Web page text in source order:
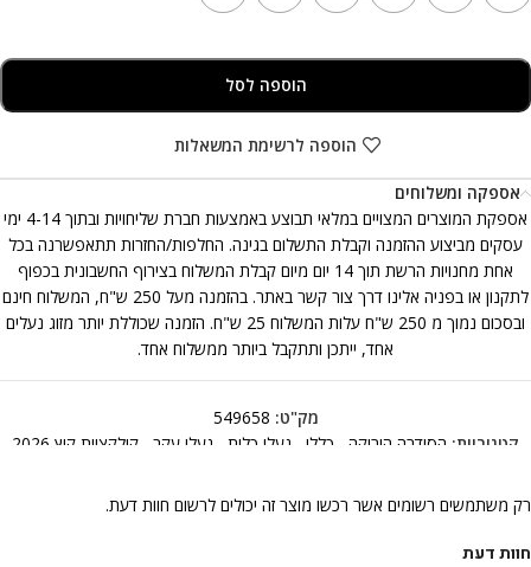
הוספה לסל
הוספה לרשימת המשאלות
אספקה ומשלוחים
אספקת המוצרים המצויים במלאי תבוצע באמצעות חברת שליחויות ובתוך 4-14 ימי
עסקים מביצוע ההזמנה וקבלת התשלום בגינה. החלפות/החזרות תתאפשרנה בכל
אחת מחנויות הרשת תוך 14 יום מיום קבלת המשלוח בצירוף החשבונית בכפוף
לתקנון או בפניה אלינו דרך צור קשר באתר. בהזמנה מעל 250 ש"ח, המשלוח חינם
ובסכום נמוך מ 250 ש"ח עלות המשלוח 25 ש"ח. הזמנה שכוללת יותר מזוג נעלים
אחד, ייתכן ותתקבל ביותר ממשלוח אחד.
מק"ט: 549658
קטגוריות: הסידרה הירוקה כללי נעלי כלות נעלי עקב קולקציית קיץ 2026
חוות דעת
רק משתמשים רשומים אשר רכשו מוצר זה יכולים לרשום חוות דעת.